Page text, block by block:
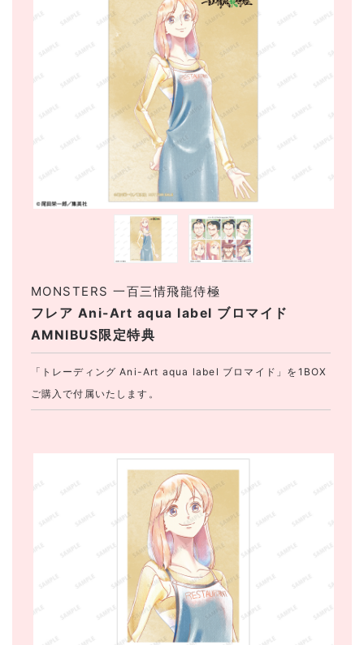
フレア Ani-Art aqua label ブロマイド
AMNIBUS限定特典
MONSTERS 一百三情飛龍侍極
「トレーディング Ani-Art aqua label ブロマイド」を1BOX
ご購入で付属いたします。